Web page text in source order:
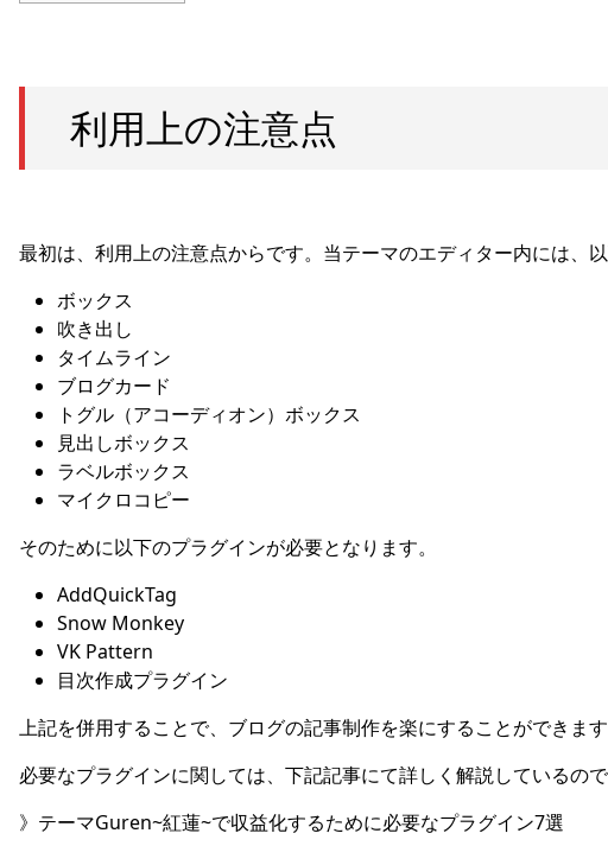
利用上の注意点
最初は、利用上の注意点からです。当テーマのエディター内には、
ボックス
吹き出し
タイムライン
ブログカード
トグル（アコーディオン）ボックス
見出しボックス
ラベルボックス
マイクロコピー
そのために以下のプラグインが必要となります。
AddQuickTag
Snow Monkey
VK Pattern
目次作成プラグイン
上記を併用することで、ブログの記事制作を楽にすることができます
必要なプラグインに関しては、下記記事にて詳しく解説しているの
》テーマGuren~紅蓮~で収益化するために必要なプラグイン7選